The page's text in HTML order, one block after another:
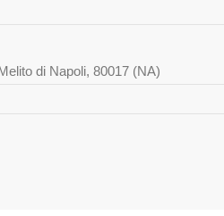
di Napoli, 80017 (NA)